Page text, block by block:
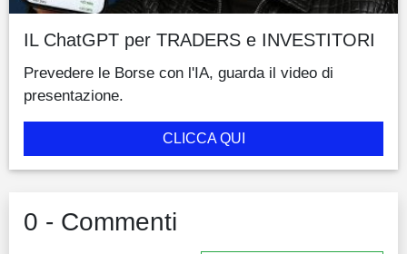
IL ChatGPT per TRADERS e INVESTITORI
Prevedere le Borse con l'IA, guarda il video di
presentazione.
CLICCA QUI
0 - Commenti